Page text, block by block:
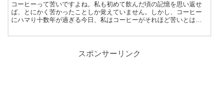
コーヒーって苦いですよね。私も初めて飲んだ頃の記憶を思い返せ
ば、とにかく苦かったことしか覚えていません。しかし、コーヒー
にハマり十数年が過ぎる今日、私はコーヒーがそれほど苦いとは感
今感じ取る味の複雑さは信じがたいものがあります。
スポンサーリンク